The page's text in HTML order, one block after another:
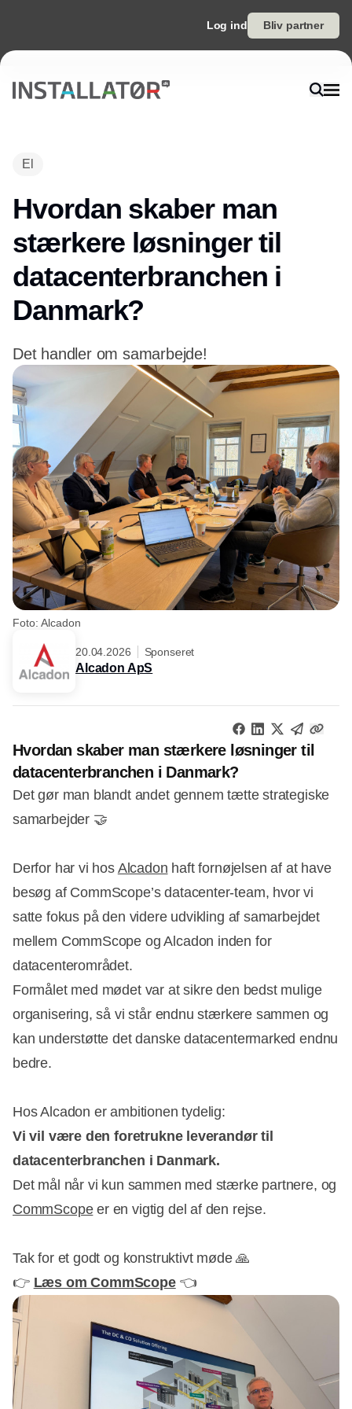
Log ind Bliv partner
El
Hvordan skaber man
stærkere løsninger til
datacenterbranchen i
Danmark?
Det handler om samarbejde!
Foto: Alcadon
20.04.2026 Sponseret
Alcadon ApS
Hvordan skaber man stærkere løsninger til
datacenterbranchen i Danmark?
Det gør man blandt andet gennem tætte strategiske
samarbejder 🤝
Derfor har vi hos Alcadon haft fornøjelsen af at have
besøg af CommScope’s datacenter-team, hvor vi
satte fokus på den videre udvikling af samarbejdet
mellem CommScope og Alcadon inden for
datacenterområdet.
Formålet med mødet var at sikre den bedst mulige
organisering, så vi står endnu stærkere sammen og
kan understøtte det danske datacentermarked endnu
bedre.
Hos Alcadon er ambitionen tydelig:
Vi vil være den foretrukne leverandør til
datacenterbranchen i Danmark.
Det mål når vi kun sammen med stærke partnere, og
CommScopeer en vigtig del af den rejse.
Tak for et godt og konstruktivt møde 🙏
👉 Læs om CommScope👈